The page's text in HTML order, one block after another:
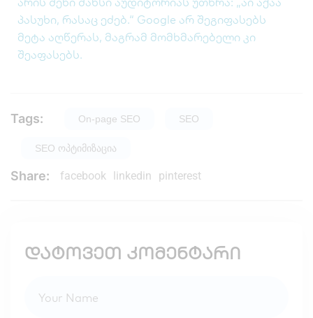
პასუხი, რასაც ეძებ.“ Google არ შეგიფასებს
მეტა აღწერას, მაგრამ მომხმარებელი კი
შეაფასებს.
Tags: On-page SEO SEO
SEO ოპტიმიზაცია
Share: facebook linkedin pinterest
დატოვეთ კომენტარი